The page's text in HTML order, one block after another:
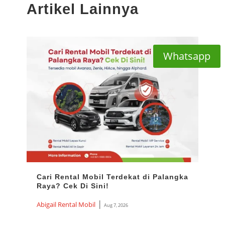
Artikel Lainnya
Cari Rental Mobil Terdekat di Palangka
Raya? Cek Di Sini!
Abigail Rental Mobil | Aug 7, 2026
Whatsapp